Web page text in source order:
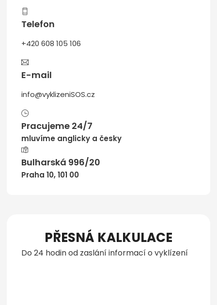
Telefon
+420 608 105 106
E-mail
info@vyklizeniSOS.cz
Pracujeme 24/7
mluvíme anglicky a česky
Bulharská 996/20
Praha 10, 101 00
PŘESNÁ KALKULACE
Do 24 hodin od zaslání informací o vyklízení